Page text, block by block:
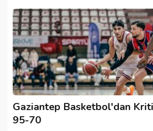
Gaziantep Basketbol'dan
95-70